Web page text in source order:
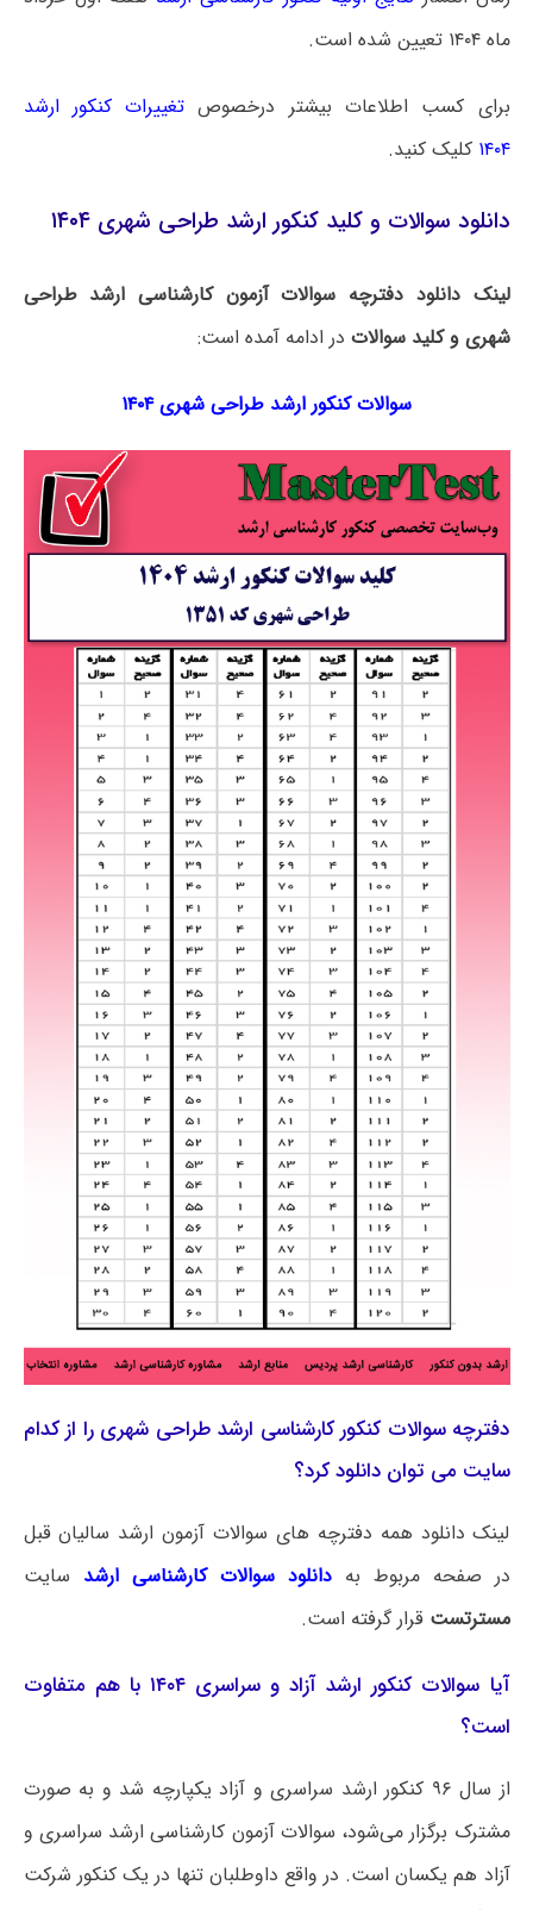
ماه ۱۴۰۴ تعیین شده است.
برای کسب اطلاعات بیشتر درخصوص تغییرات کنکور ارشد
۱۴۰۴ کلیک کنید.
دانلود سوالات و کلید کنکور ارشد طراحی شهری ۱۴۰۴
لینک دانلود دفترچه سوالات آزمون کارشناسی ارشد طراحی
شهری و کلید سوالات در ادامه آمده است:
سوالات کنکور ارشد طراحی شهری ۱۴۰۴
دفترچه سوالات کنکور کارشناسی ارشد طراحی شهری را از کدام
سایت می توان دانلود کرد؟
لینک دانلود همه دفترچه های سوالات آزمون ارشد سالیان قبل
در صفحه مربوط بهدانلود سوالات کارشناسی ارشد سایت
مسترتست قرار گرفته است.
آیا سوالات کنکور ارشد آزاد و سراسری ۱۴۰۴ با هم متفاوت
است؟
از سال ۹۶ کنکور ارشد سراسری و آزاد یکپارچه شد و به صورت
مشترک برگزار می‌شود، سوالات آزمون کارشناسی ارشد سراسری و
آزاد هم یکسان است. در واقع داوطلبان تنها در یک کنکور شرکت